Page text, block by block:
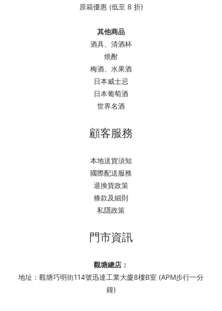
原箱優惠 (低至 8 折)
其他商品
酒具、清酒杯
燒酎
梅酒、水果酒
日本威士忌
日本葡萄酒
世界名酒
顧客服務
本地送貨須知
國際配送服務
退換貨政策
條款及細則
私隱政策
門市資訊
觀塘總店：
地址：觀塘巧明街114號迅達工業大廈8樓B室 (APM步行一分
鐘)